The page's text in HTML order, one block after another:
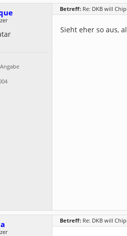
Betreff: Re: DKB will
Sieht eher so aus,
Betreff: Re: DKB will